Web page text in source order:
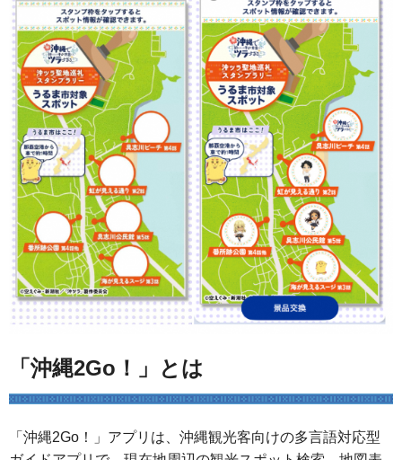
「沖縄2Go！」とは
「沖縄2Go！」アプリは、沖縄観光客向けの多言語対応型